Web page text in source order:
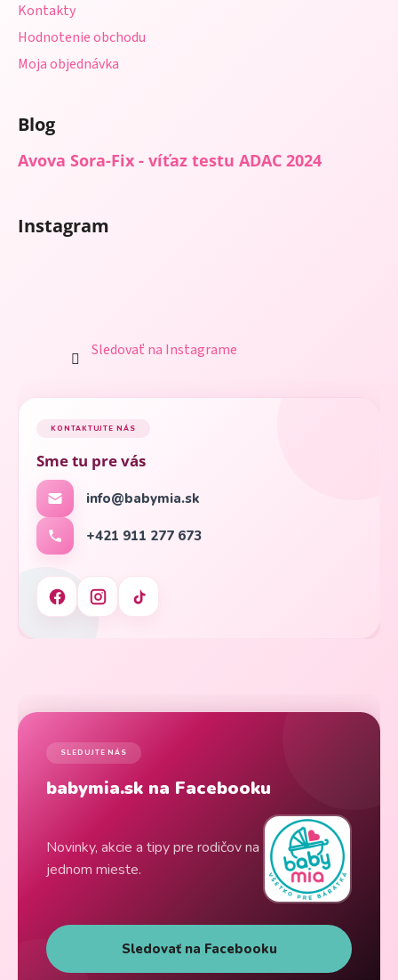
Kontakty
Hodnotenie obchodu
Moja objednávka
Blog
Avova Sora-Fix - víťaz testu ADAC 2024
Instagram
Sledovať na Instagrame
KONTAKTUJTE NÁS
Sme tu pre vás
info@babymia.sk
+421 911 277 673
SLEDUJTE NÁS
babymia.sk na Facebooku
Novinky, akcie a tipy pre rodičov na
jednom mieste.
Sledovať na Facebooku